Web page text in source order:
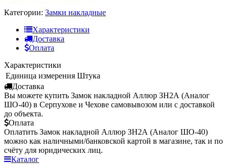
Категории: Замки накладные
Характеристики
Доставка
Оплата
Характеристики
Единица измерения Штука
Доставка
Вы можете купить Замок накладной Аллюр ЗН2А (Аналог
ШО-40) в Серпухове и Чехове самовывозом или с доставкой
до объекта.
Оплата
Оплатить Замок накладной Аллюр ЗН2А (Аналог ШО-40)
можно как наличными/банковской картой в магазине, так и по
счёту для юридических лиц.
Каталог